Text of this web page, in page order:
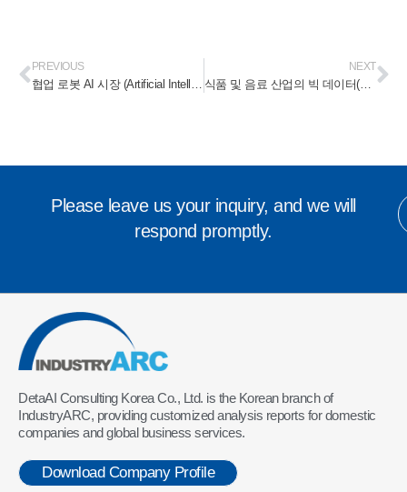
PREVIOUS NEXT
식품 및 음료 산업의 빅 데이터(Big Data in Food and Beverages Industry) 2023-2028
Please leave us your inquiry, and we will
respond promptly.
DetaAI Consulting Korea Co., Ltd. is the Korean branch of
IndustryARC, providing customized analysis reports for domestic
companies and global business services.
Download Company Profile